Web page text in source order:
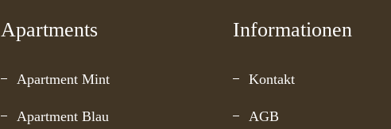
Apartments
Apartment Mint
Apartment Blau
Informationen
Kontakt
AGB